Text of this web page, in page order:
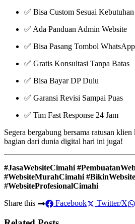
✅ Bisa Custom Sesuai Kebutuhan
✅ Ada Panduan Admin Website
✅ Bisa Pasang Tombol WhatsApp
✅ Gratis Konsultasi Tanpa Batas
✅ Bisa Bayar DP Dulu
✅ Garansi Revisi Sampai Puas
✅ Tim Fast Response 24 Jam
Segera bergabung bersama ratusan
bagian dari dunia digital hari ini juga!
#JasaWebsiteCimahi
#WebsiteMurahCimahi
#WebsiteProfesionalCimahi
Share this
Facebook Twitter/X